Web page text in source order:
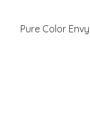
Pure Color